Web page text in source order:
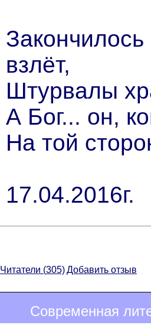
взлёт,
Штурвалы
А Бог... он,
На той
17.04.2016г.
Читатели (305)Добавить отзыв
Современная